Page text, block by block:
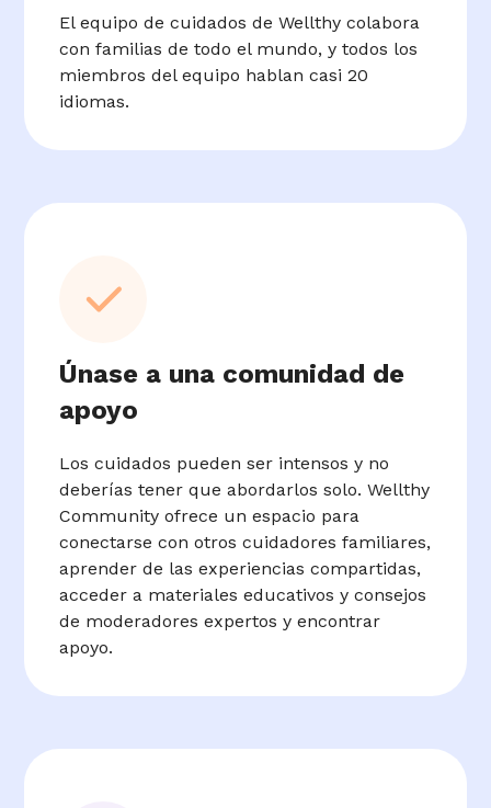
El equipo de cuidados de Wellthy colabora
con familias de todo el mundo, y todos los
miembros del equipo hablan casi 20
idiomas.
Únase a una comunidad de
apoyo
Los cuidados pueden ser intensos y no
deberías tener que abordarlos solo. Wellthy
Community ofrece un espacio para
conectarse con otros cuidadores familiares,
aprender de las experiencias compartidas,
acceder a materiales educativos y consejos
de moderadores expertos y encontrar
apoyo.